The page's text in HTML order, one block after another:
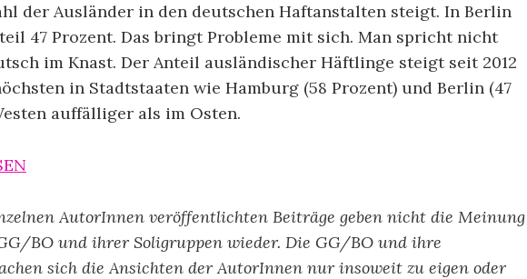
der Ausländer in den deutschen Haftanstalten steigt. In Berlin
47 Prozent. Das bringt Probleme mit sich. Man spricht nicht
im Knast. Der Anteil ausländischer Häftlinge steigt seit 2012
in Stadtstaaten wie Hamburg (58 Prozent) und Berlin (47
auffälliger als im Osten.
AutorInnen veröffentlichten Beiträge geben nicht die Meinung
BO und ihrer Soligruppen wieder. Die GG/BO und ihre
sich die Ansichten der AutorInnen nur insoweit zu eigen oder